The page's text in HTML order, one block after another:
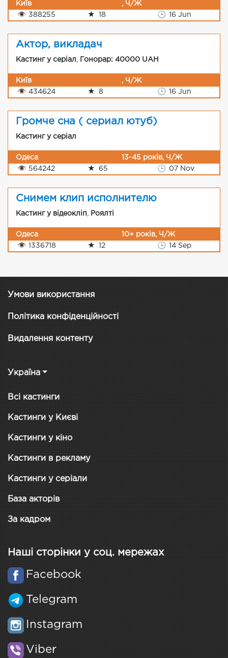
Київ
, Ч/Ж
👁 388255 ★ 18 🕒 16 Jun
Актор, викладач
Кастинг у серіал Гонорар: 40000 UAH
Київ
, Ч/Ж
👁 434624 ★ 8 🕒 16 Jun
Громче сна ( сериал ютуб)
Кастинг у серіал
Одеса
13-45 років, Ч/Ж
👁 564242 ★ 65 🕒 07 Nov
Снимем клип исполнителю
Кастинг у відеокліп Роялті
Одеса
10+ років, Ч/Ж
👁 1336718 ★ 12 🕒 14 Sep
Умови використання
Політика конфіденційності
Видалення контенту
Україна
Всі кастинги
Кастинги у Києві
Кастинги у кіно
Кастинги в рекламу
Кастинги у серіали
База акторів
За кадром
Наші сторінки у соц. мережах
Facebook
Telegram
Instagram
Viber